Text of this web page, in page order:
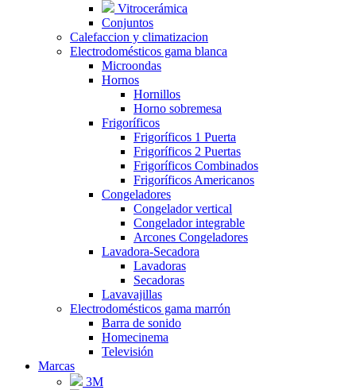
Vitrocerámica
Conjuntos
Calefaccion y climatizacion
Electrodomésticos gama blanca
Microondas
Hornos
Hornillos
Horno sobremesa
Frigoríficos
Frigoríficos 1 Puerta
Frigoríficos 2 Puertas
Frigoríficos Combinados
Frigoríficos Americanos
Congeladores
Congelador vertical
Congelador integrable
Arcones Congeladores
Lavadora-Secadora
Lavadoras
Secadoras
Lavavajillas
Electrodomésticos gama marrón
Barra de sonido
Homecinema
Televisión
Marcas
3M